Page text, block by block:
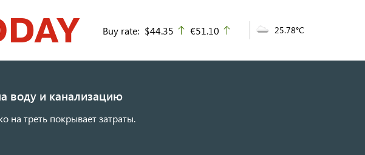
Buy rate: $44.35 up
€51.10 25.78°C
воду и канализацию
на треть покрывает затраты.